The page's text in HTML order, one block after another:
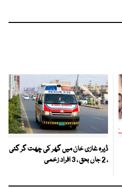
ڈیرہ غازی خان میں گھر کی چھت گر گئی
، 2 جاں بحق ، 3 افراد زخمی